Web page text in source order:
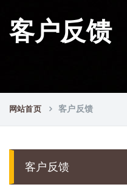
客户反馈
网站首页 客户反馈
客户反馈